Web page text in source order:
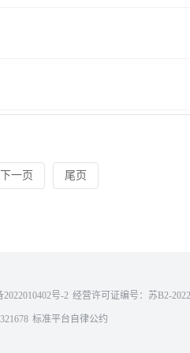
下一页 尾页
2022010402号-2 经营许可证编号：苏B2-
标准平台自律公约